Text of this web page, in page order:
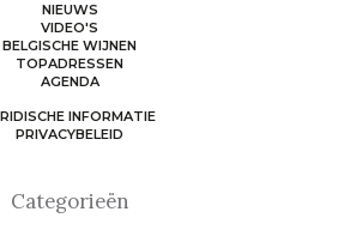
Categorieën
NIEUWS
VIDEO'S
BELGISCHE WIJNEN
TOPADRESSEN
AGENDA
INFORMATIE
PRIVACYBELEID